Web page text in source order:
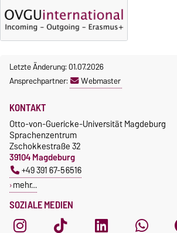
Letzte Änderung: 01.07.2026
Ansprechpartner:
Webmaster
SOZIALE MEDIEN
KONTAKT
Otto-von-Guericke-Universität Magdeburg
Sprachenzentrum
Zschokkestraße 32
39104 Magdeburg
+49 391 67-56516
mehr…